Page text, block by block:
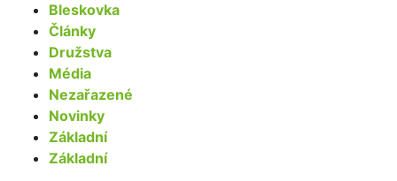
Bleskovka
Články
Družstva
Média
Nezařazené
Novinky
Základní
Základní